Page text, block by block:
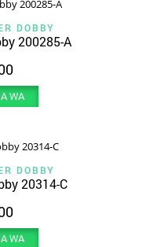
DOBBY
200285-A
WA
DOBBY
20314-C
WA